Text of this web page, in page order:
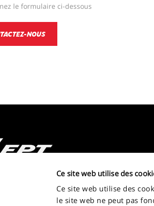
Ce site web utilise des
Ce site web utilise des
le site web ne peut pas
le formulaire ci-dessous
NOUS
Industrial S.P.A. a brand of IVECO GROUP Via
P.IVA. IT09397710014